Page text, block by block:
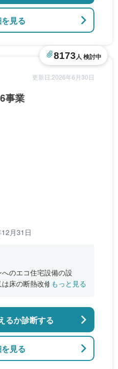
見る
更新日:2026年6月30日
事業
8173人 検討中
月31日
のエコ住宅設備の設
床の断熱改修、窓やド
もっと見る
見る
るか診断する